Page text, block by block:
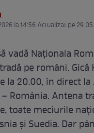
.
la 14:56 Actualizat pe
vadă Naționala
pe români. Gică
la 20.00, în direct la
România. Antena
toate meciurile
și Suedia. Dar